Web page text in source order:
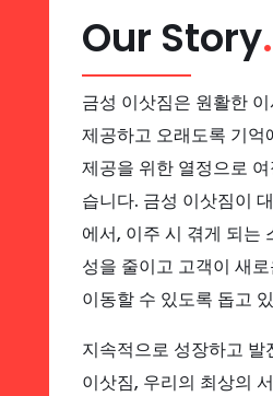
Our Story.
금성 이삿짐은 원활한
제공하고 오래도록 기억
제공을 위한 열정으로
습니다. 금성 이삿짐이
에서, 이주 시 겪게 되는
성을 줄이고 고객이 새
이동할 수 있도록 돕고
지속적으로 성장하고 발
이삿짐, 우리의 최상의